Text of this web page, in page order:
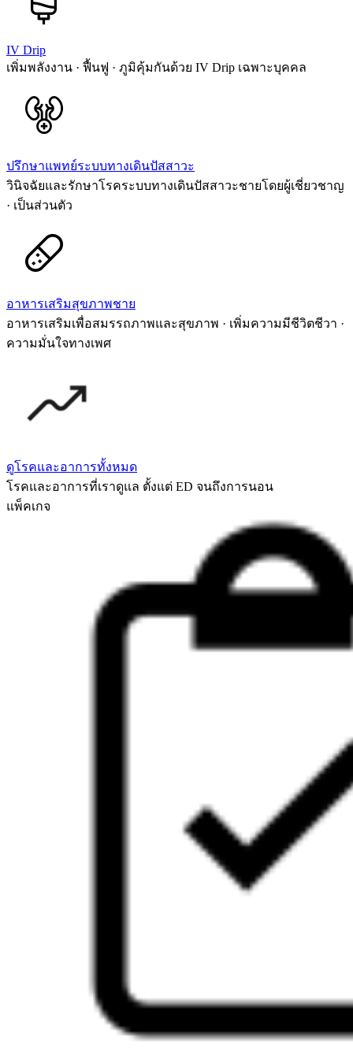
IV Drip
เพิ่มพลังงาน · ฟื้นฟู · ภูมิคุ้มกันด้วย IV Drip เฉพาะบุคคล
ปรึกษาแพทย์ระบบทางเดินปัสสาวะ
วินิจฉัยและรักษาโรคระบบทางเดินปัสสาวะชายโดยผู้เชี่ยวชาญ
· เป็นส่วนตัว
อาหารเสริมสุขภาพชาย
อาหารเสริมเพื่อสมรรถภาพและสุขภาพ · เพิ่มความมีชีวิตชีวา ·
ความมั่นใจทางเพศ
ดูโรคและอาการทั้งหมด
โรคและอาการที่เราดูแล ตั้งแต่ ED จนถึงการนอน
แพ็คเกจ